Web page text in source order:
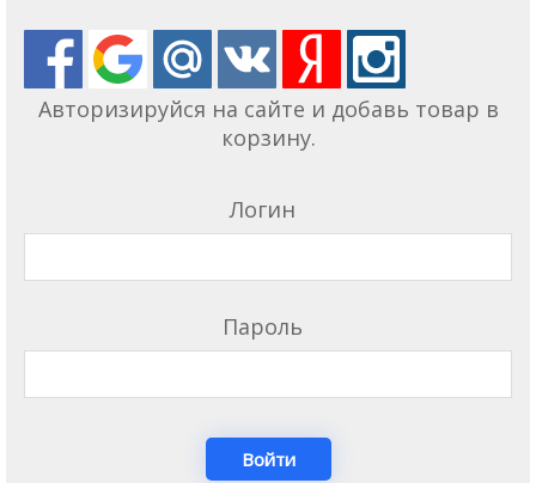
Авторизируйся на сайте и добавь товар в
корзину.
Логин
Пароль